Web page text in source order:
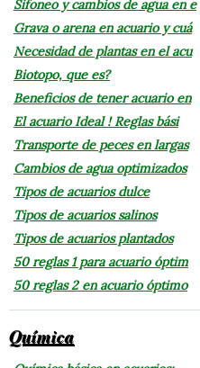
Sifoneo y cambios de agua en e
Grava o arena en acuario y cuá
Necesidad de plantas en el acu
Biotopo, que es?
Beneficios de tener acuario en
El acuario Ideal ! Reglas bási
Transporte de peces en largas
Cambios de agua optimizados
Tipos de acuarios dulce
Tipos de acuarios salinos
Tipos de acuarios plantados
50 reglas 1 para acuario óptim
50 reglas 2 en acuario óptimo
Química